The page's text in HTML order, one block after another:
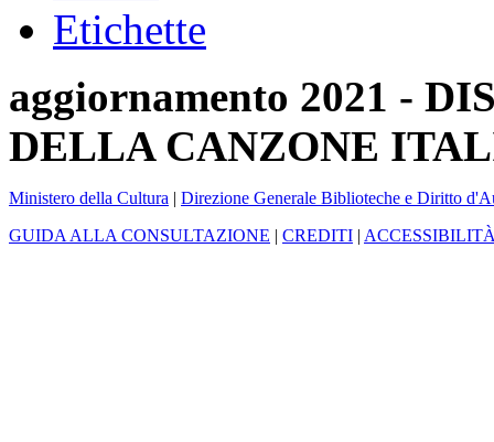
Etichette
aggiornamento 2021 -
DELLA CANZONE
Ministero della Cultura | Direzione Generale Biblioteche e Diritto
GUIDA ALLA CONSULTAZIONE | CREDITI |